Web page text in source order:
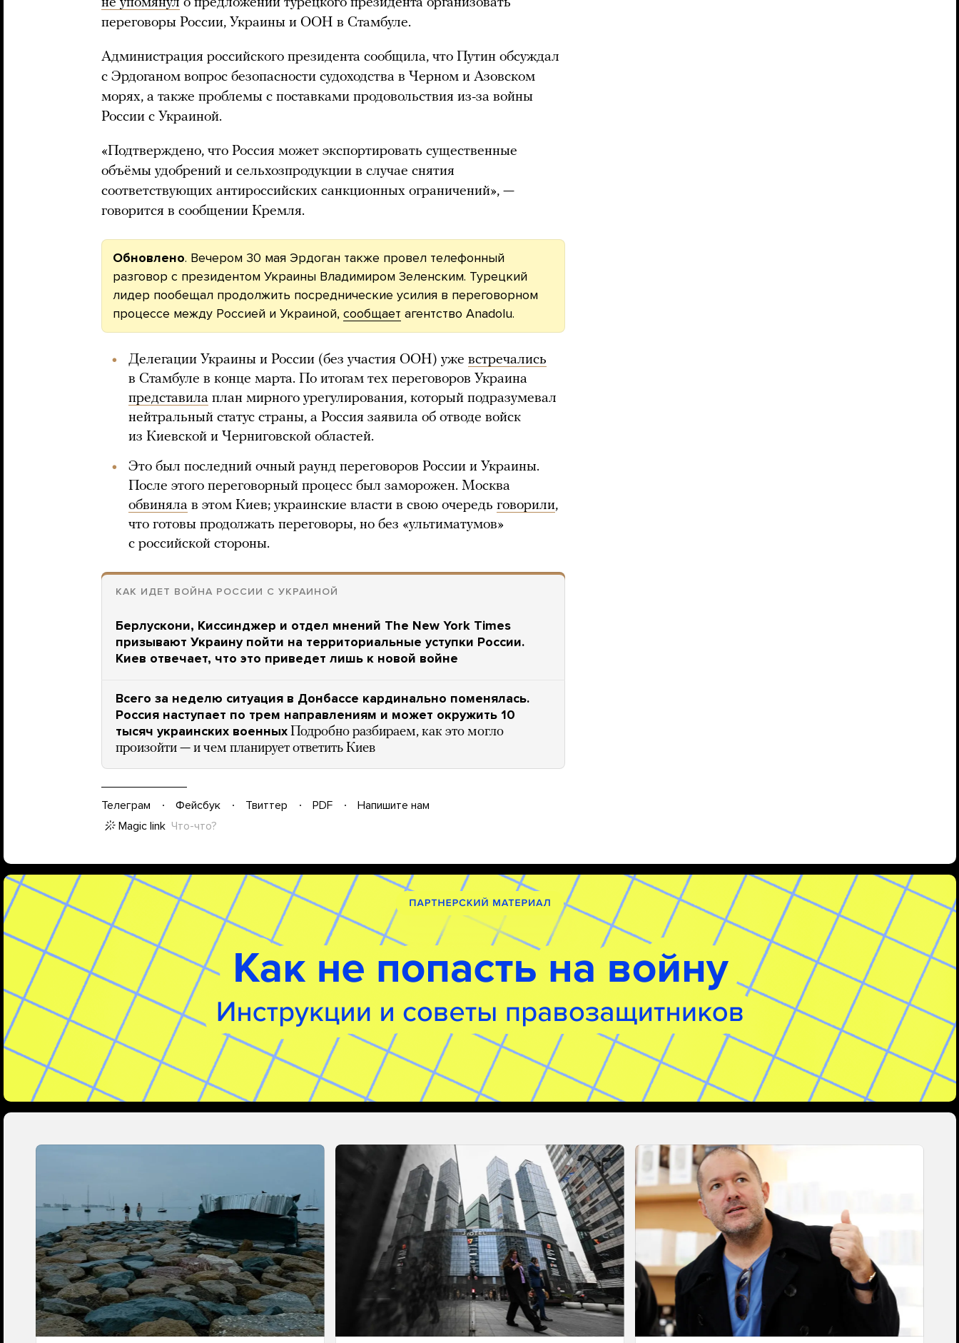
не упомянул о предложении турецкого президента организовать
переговоры России, Украины и ООН в Стамбуле.
Администрация российского президента сообщила, что Путин обсуждал
с Эрдоганом вопрос безопасности судоходства в Черном и Азовском
морях, а также проблемы с поставками продовольствия из-за войны
России с Украиной.
«Подтверждено, что Россия может экспортировать существенные
объёмы удобрений и сельхозпродукции в случае снятия
соответствующих антироссийских санкционных ограничений», —
говорится в сообщении Кремля.
Обновлено. Вечером 30 мая Эрдоган также провел телефонный
разговор с президентом Украины Владимиром Зеленским. Турецкий
лидер пообещал продолжить посреднические усилия в переговорном
процессе между Россией и Украиной, сообщает агентство Anadolu.
Делегации Украины и России (без участия ООН) уже встречались
в Стамбуле в конце марта. По итогам тех переговоров Украина
представила план мирного урегулирования, который подразумевал
нейтральный статус страны, а Россия заявила об отводе войск
из Киевской и Черниговской областей.
Это был последний очный раунд переговоров России и Украины.
После этого переговорный процесс был заморожен. Москва
обвиняла в этом Киев; украинские власти в свою очередь говорили,
что готовы продолжать переговоры, но без «ультиматумов»
с российской стороны.
КАК ИДЕТ ВОЙНА РОССИИ С УКРАИНОЙ
Берлускони, Киссинджер и отдел мнений The New York Times
призывают Украину пойти на территориальные уступки России.
Киев отвечает, что это приведет лишь к новой войне
Всего за неделю ситуация в Донбассе кардинально поменялась.
Россия наступает по трем направлениям и может окружить 10
тысяч украинских военных Подробно разбираем, как это могло
произойти — и чем планирует ответить Киев
Телеграм Фейсбук Твиттер PDF
Напишите нам
Magic link Что-что?